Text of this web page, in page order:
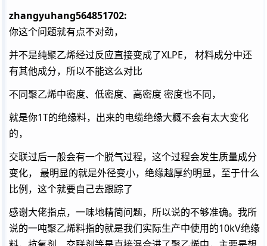
zhangyuhang564851702:
你这个问题就有点不对劲，
并不是纯聚乙烯经过反应直接变成了XLPE， 材料成分中还
有其他成分，所以不能这么对比
不同聚乙烯中密度、低密度、高密度 密度也不同，
就是你1T的绝缘料，出来的电缆绝缘大概不会有太大变化
的，
交联过后一般会有一个脱气过程，这个过程会发生质量成分
变化， 最明显的就是外径变小，绝缘越厚约明显，至于什么
比例，这个就要自己去跟踪了
感谢大佬指点，一味地精简问题，所以说的不够准确。我所
说的一吨聚乙烯料指的就是我们实际生产中使用的10kV绝缘